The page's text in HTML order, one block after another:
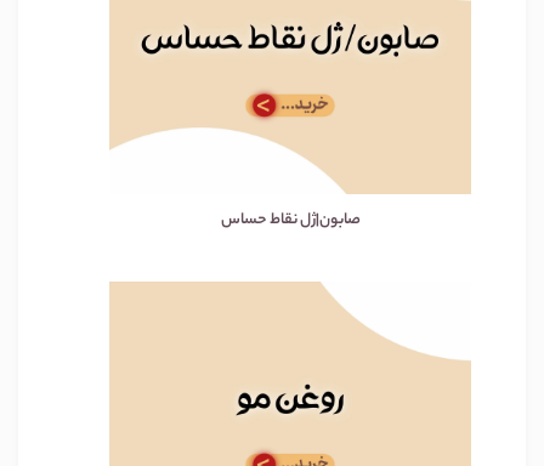
صابون|ژل نقاط حساس